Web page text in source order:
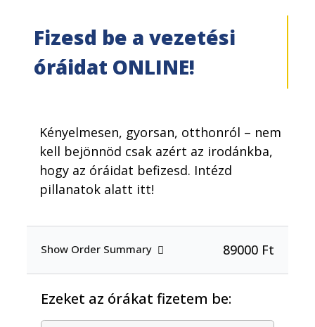
Fizesd be a vezetési
óráidat ONLINE!
Kényelmesen, gyorsan, otthonról – nem
kell bejönnöd csak azért az irodánkba,
hogy az óráidat befizesd. Intézd
pillanatok alatt itt!
Show Order Summary 89000 Ft
Ezeket az órákat fizetem be: